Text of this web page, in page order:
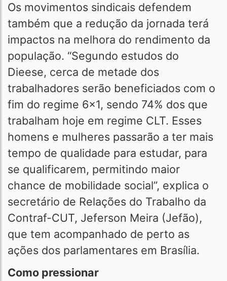
Os movimentos sindicais defendem
também que a redução da jornada terá
impactos na melhora do rendimento da
população. “Segundo estudos do
Dieese, cerca de metade dos
trabalhadores serão beneficiados com o
fim do regime 6x1, sendo 74% dos que
trabalham hoje em regime CLT. Esses
homens e mulheres passarão a ter mais
tempo de qualidade para estudar, para
se qualificarem, permitindo maior
chance de mobilidade social”, explica o
secretário de Relações do Trabalho da
Contraf-CUT, Jeferson Meira (Jefão),
que tem acompanhado de perto as
ações dos parlamentares em Brasília.
Como pressionar